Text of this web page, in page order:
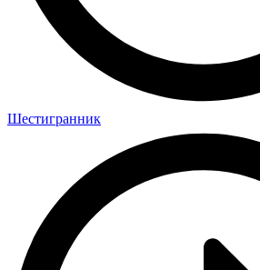
Шестигранник